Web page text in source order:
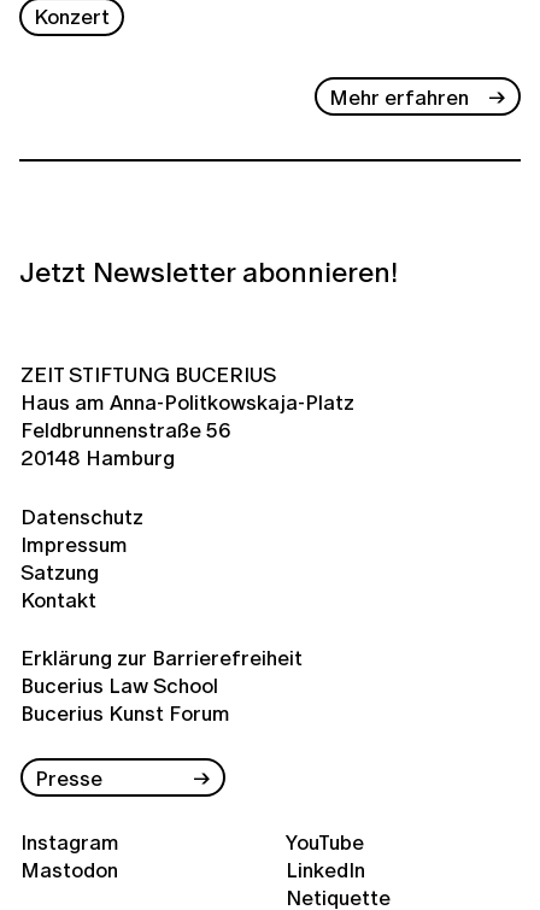
Konzert
Mehr erfahren
Jetzt Newsletter abonnieren!
ZEIT STIFTUNG BUCERIUS
Haus am Anna-Politkowskaja-Platz
Feldbrunnenstraße 56
20148 Hamburg
Datenschutz
Impressum
Satzung
Kontakt
Erklärung zur Barrierefreiheit
Bucerius Law School
Bucerius Kunst Forum
Presse
Instagram
Mastodon
YouTube
LinkedIn
Netiquette